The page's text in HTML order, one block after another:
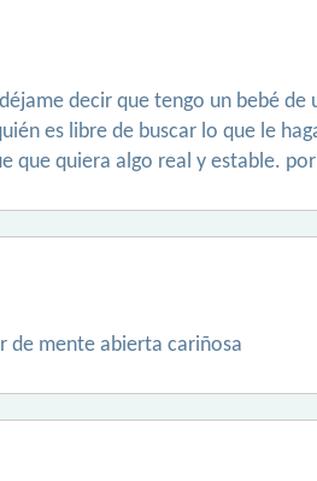
decir que tengo un bebé
es libre de buscar lo que le
que quiera algo real y estable.
de mente abierta cariñosa